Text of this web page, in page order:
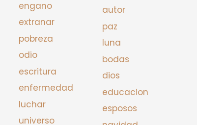
engano
extranar
pobreza
odio
escritura
enfermedad
luchar
universo
autor
paz
luna
bodas
dios
educacion
esposos